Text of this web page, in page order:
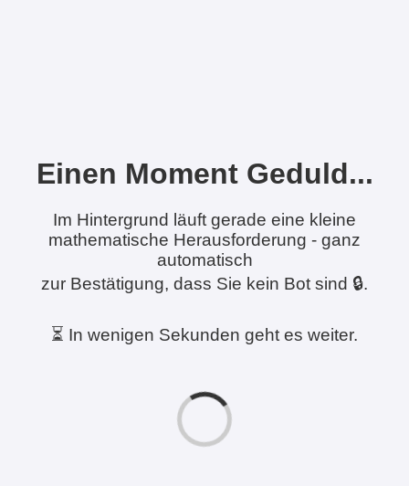
Einen Moment Geduld...
Im Hintergrund läuft gerade eine kleine
mathematische Herausforderung - ganz
automatisch
zur Bestätigung, dass Sie kein Bot sind 🔒.
⏳ In wenigen Sekunden geht es weiter.